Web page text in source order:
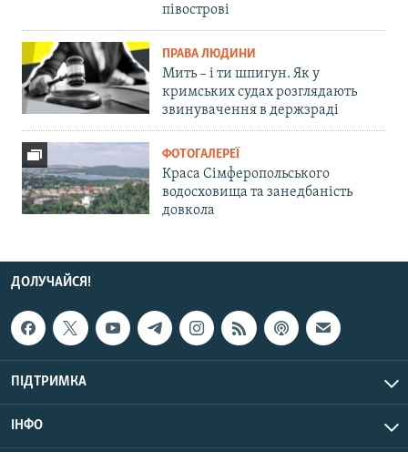
півострові
ПРАВА ЛЮДИНИ
Мить – і ти шпигун. Як у
кримських судах розглядають
звинувачення в держзраді
ФОТОГАЛЕРЕЇ
Краса Сімферопольського
водосховища та занедбаність
довкола
ДОЛУЧАЙСЯ!
ПІДТРИМКА
ІНФО